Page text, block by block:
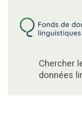
Chercher
données